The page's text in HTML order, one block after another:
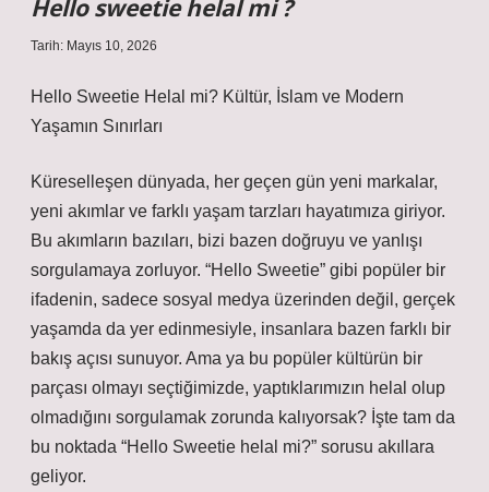
Hello sweetie helal mi ?
Tarih: Mayıs 10, 2026
Hello Sweetie Helal mi? Kültür, İslam ve Modern
Yaşamın Sınırları
Küreselleşen dünyada, her geçen gün yeni markalar,
yeni akımlar ve farklı yaşam tarzları hayatımıza giriyor.
Bu akımların bazıları, bizi bazen doğruyu ve yanlışı
sorgulamaya zorluyor. “Hello Sweetie” gibi popüler bir
ifadenin, sadece sosyal medya üzerinden değil, gerçek
yaşamda da yer edinmesiyle, insanlara bazen farklı bir
bakış açısı sunuyor. Ama ya bu popüler kültürün bir
parçası olmayı seçtiğimizde, yaptıklarımızın helal olup
olmadığını sorgulamak zorunda kalıyorsak? İşte tam da
bu noktada “Hello Sweetie helal mi?” sorusu akıllara
geliyor.